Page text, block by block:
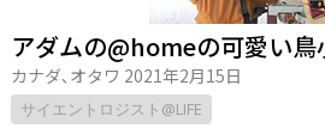
アダムの@homeの可愛い鳥
カナダ､オタワ 2021年2月15日
サイエントロジスト@LIFE